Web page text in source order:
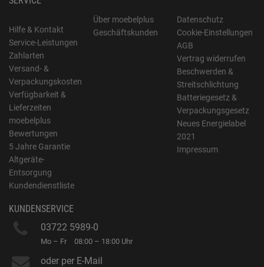
Hilfe & Kontakt
Service-Leistungen
Zahlarten
Versand- &
Verpackungskosten
Verfügbarkeit &
Lieferzeiten
moebelplus
Bewertungen
5 Jahre Garantie
Altgeräte-
Entsorgung
Kundendienstliste
Über moebelplus
Geschäftskunden
Datenschutz
Cookie-Einstellungen
AGB
Vertrag widerrufen
Beschwerden &
Streitschlichtung
Batteriegesetz &
Verpackungsgesetz
Neues Energielabel
2021
Impressum
KUNDENSERVICE
03722 5989-0
Mo – Fr 08:00 – 18:00 Uhr
oder per E-Mail